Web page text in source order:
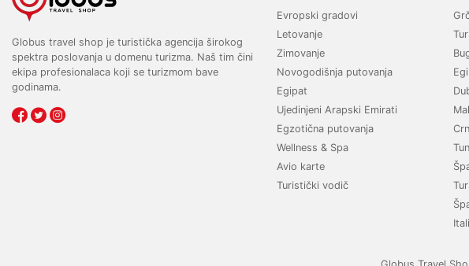
Globus travel shop je turistička agencija širokog
spektra poslovanja u domenu turizma. Naš tim čini
ekipa profesionalaca koji se turizmom bave
godinama.
Evropski gradovi
Letovanje
Zimovanje
Novogodišnja putovanja
Egipat
Ujedinjeni Arapski Emirati
Egzotična putovanja
Wellness & Spa
Avio karte
Turistički vodič